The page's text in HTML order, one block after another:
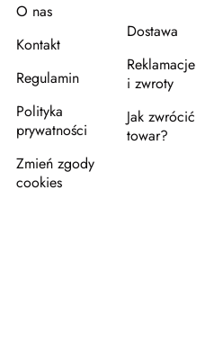
O nas
Kontakt
Regulamin
Polityka
prywatności
Zmień zgody
cookies
Dostawa
Reklamacje
i zwroty
Jak zwrócić
towar?